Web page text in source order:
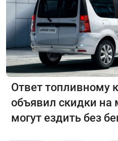
Ответ топливному
объявил скидки на
могут ездить без